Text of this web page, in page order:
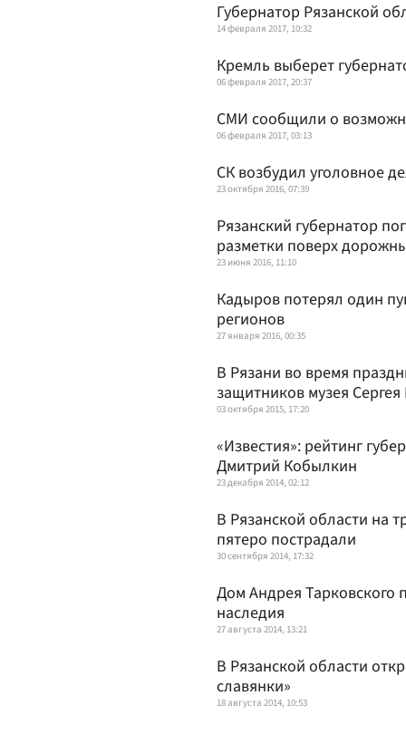
Губернатор Рязанской
14 февраля 2017, 10:32
Кремль выберет
06 февраля 2017, 20:37
СМИ сообщили о
06 февраля 2017, 03:13
СК возбудил уголовное
23 октября 2016, 07:39
Рязанский губернатор
разметки поверх
23 июня 2016, 11:10
Кадыров потерял один
регионов
27 января 2016, 00:35
В Рязани во время
защитников музея Сергея
03 октября 2015, 17:20
«Известия»: рейтинг
Дмитрий Кобылкин
23 декабря 2014, 02:12
В Рязанской области на
пятеро пострадали
30 сентября 2014, 17:32
Дом Андрея Тарковского
наследия
27 августа 2014, 13:21
В Рязанской области
славянки»
18 августа 2014, 10:53